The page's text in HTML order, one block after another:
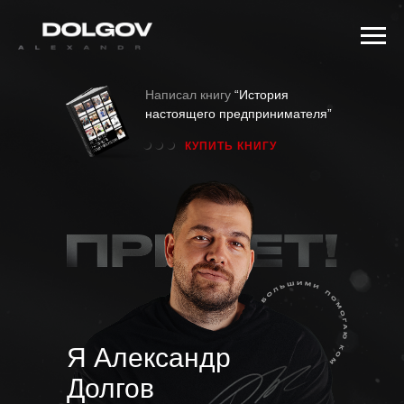
Написал книгу “История
настоящего предпринимателя”
КУПИТЬ КНИГУ
Я Александр
Долгов